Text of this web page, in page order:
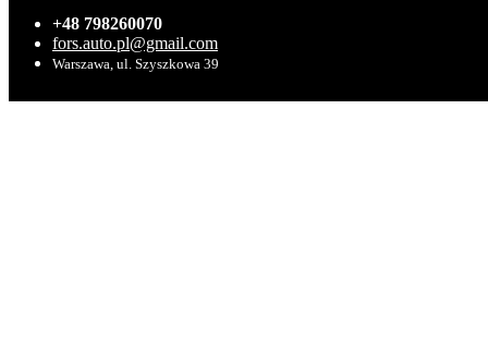
+48 798260070
fors.auto.pl@gmail.com
Warszawa, ul. Szyszkowa 39